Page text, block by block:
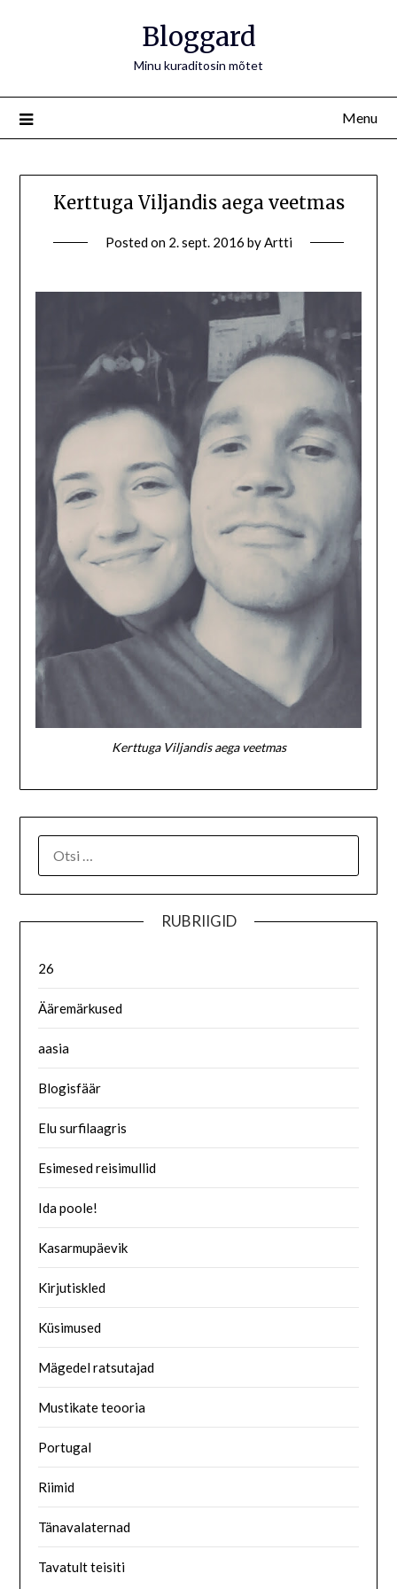
Bloggard
Minu kuraditosin mõtet
Menu
Kerttuga Viljandis aega veetmas
Posted on 2. sept. 2016 byArtti
Kerttuga Viljandis aega veetmas
RUBRIIGID
26
Ääremärkused
aasia
Blogisfäär
Elu surfilaagris
Esimesed reisimullid
Ida poole!
Kasarmupäevik
Kirjutiskled
Küsimused
Mägedel ratsutajad
Mustikate teooria
Portugal
Riimid
Tänavalaternad
Tavatult teisiti